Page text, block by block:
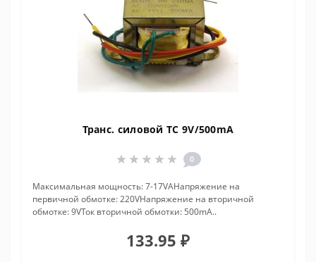
Транс. силовой ТС 9V/500mA
0
Максимальная мощность: 7-17VAНапряжение на
первичной обмотке: 220VНапряжение на вторичной
обмотке: 9VТок вторичной обмотки: 500mA..
133.95 ₽